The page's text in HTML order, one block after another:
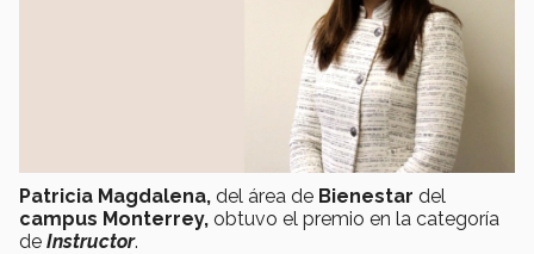
Patricia Magdalena, del área de Bienestar del
campus Monterrey, obtuvo el premio en la categoría
de Instructor.